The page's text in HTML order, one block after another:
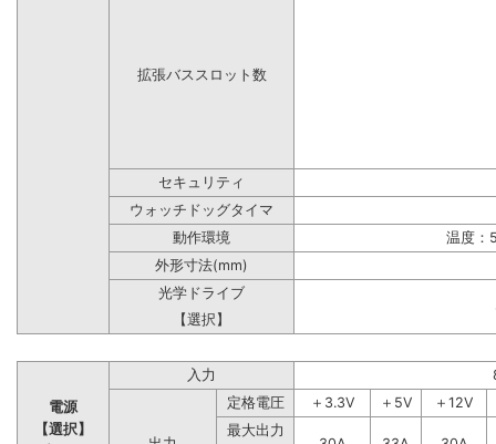
拡張バススロット数
セキュリティ
ウォッチドッグタイマ
動作環境
温度：
外形寸法(mm)
光学ドライブ
【選択】
電源
【選択】
入力
定格電圧 ＋3.3V ＋5V
＋12V
最大出力